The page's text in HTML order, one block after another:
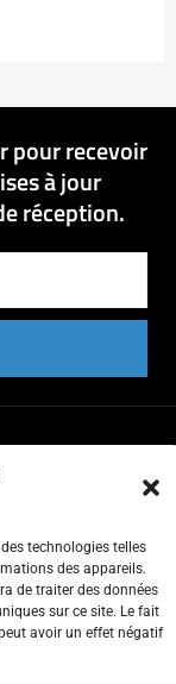
technologies telles
des appareils.
de traiter des données
sur ce site. Le fait
avoir un effet négatif
pour recevoir
à jour
réception.